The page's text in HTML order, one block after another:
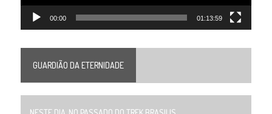
00:00 01:13:59
GUARDIÃO DA ETERNIDADE